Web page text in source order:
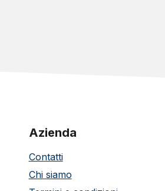
Azienda
Contatti
Chi siamo